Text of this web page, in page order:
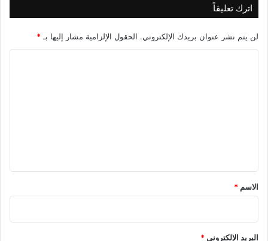
اترك تعليقاً
لن يتم نشر عنوان بريدك الإلكتروني. الحقول الإلزامية مشار إليها بـ*
*
الاسم *
البريد الإلكتروني*